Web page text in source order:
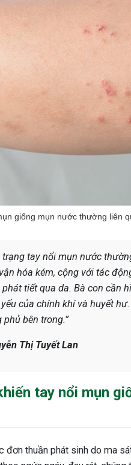
giống mụn nước thường liên
trạng tay nổi mụn nước
hóa kém, cộng với tác
tiết qua da. Bà con cần
yếu của chính khí và huyết
bên trong.”
Thị Tuyết Lan
tay nổi mụn
đơn thuần phát sinh do ma